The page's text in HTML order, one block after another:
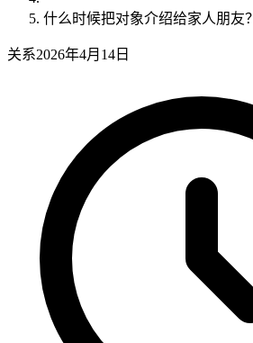
什么时候把对象介绍给家人朋友？
关系2026年4月14日